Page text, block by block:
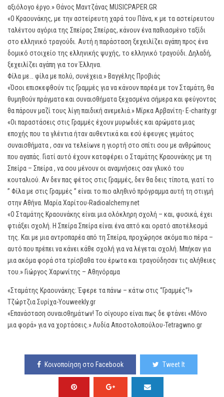
αξιόλογο έργο.» Θάνος Μαντζάνας MUSICPAPER.GR
«Ο Κραουνάκης, με την αστείρευτη χαρά του Πάνα, κ με τα αστείρευτου
ταλέντου αγόρια της Σπείρας Σπείρας, κάνουν ένα παθιασμένο ταξίδι
στο ελληνικό τραγούδι. Αυτή η παράσταση ξεχειλίζει αγάπη προς ένα
δομικό στοιχείο της ελληνικής ψυχής, το ελληνικό τραγούδι. Δηλαδή,
ξεχειλίζει αγάπη για τον Έλληνα.
Φίλα με… φίλα με πολύ, συνέχεια.» Βαγγέλης Προβιάς
«Όσοι επισκεφθούν τις Γραμμές για να κάνουν παρέα με τον Σταμάτη, θα
θυμηθούν πράγματα και συναισθήματα ξεχασμένα σήμερα και φεύγοντας
θα πάρουν μαζί τους λίγη παιδική ανεμελιά.» Μίρκα Αρβανίτη- E-charity.gr
«Οι παραστάσεις στις Γραμμές έχουν μυρωδιές και αρώματα μιας
εποχής που τα γλέντια ήταν αυθεντικά και εσύ έφευγες γεμάτος
συναισθήματα , σαν να τελείωνε η γιορτή στο σπίτι σου με ανθρώπους
που αγαπάς. Γιατί αυτό έχουν καταφέρει ο Σταμάτης Κραουνάκης με τη
Σπείρα – Σπείρα , να σου μένουν οι αναμνήσεις σαν γλυκό του
κουταλιού. Αν δεν πας φέτος στις Γραμμές, δεν θα δεις τίποτα, γιατί το
” Φίλα με στις Γραμμές ” είναι το πιο αληθινό πρόγραμμα αυτή τη στιγμή
στην Αθήνα. Mαρία Χαρίτου-Radioalchemy.net
«Ο Σταμάτης Κραουνάκης είναι μια ολόκληρη σχολή – και, φυσικά, έχει
φτιάξει σχολή. Η Σπείρα Σπείρα είναι ένα απτό και ορατό αποτέλεσμά
της. Και με μια αντροπαρέα από τη Σπείρα, προχώρησε ακόμα πιο πέρα –
αυτό που πρέπει να κάνει κάθε σχολή για να λέγεται σχολή. Μπήκαν για
μια ακόμα φορά στα τρίσβαθα του έρωτα και τραγούδησαν τις αλήθειες
του.» Γιώργος Χαρωνίτης – Αθηνόραμα
«Σταμάτης Κραουνάκης: Έφερε τα πάνω – κάτω στις “Γραμμές”!»
Τζώρτζια Συρίχα-Youweekly.gr
«Επανάσταση συναισθημάτων! Το σίγουρο είναι πως δε φτάνει «Μόνο
μια φορά» για να χορτάσεις.» Λυδία Αποστολοπούλου-Tetragwno.gr
Κοινοποίηση στο Facebook Tweet It